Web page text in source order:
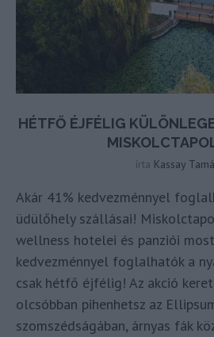
HÉTFŐ ÉJFÉLIG
írta Kassay
Akár 41% kedvezménnyel
üdülőhely szállásai!
wellness hotelei és panziói
kedvezménnyel foglalhatók a
csak hétfő éjfélig! Az akció
olcsóbban pihenhetsz az
szomszédságában, árnyas fák